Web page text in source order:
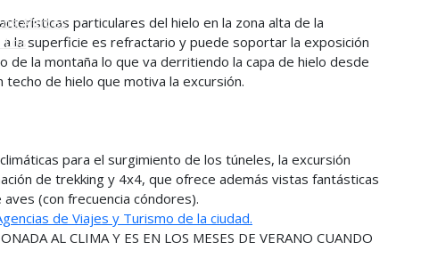
Alerces particulares del hielo en la zona alta de la
la superficie es refractario y puede soportar la exposición
de la montaña lo que va derritiendo la capa de hielo desde
techo de hielo que motiva la excursión.
para el surgimiento de los túneles, la excursión
de trekking y 4x4, que ofrece además vistas fantásticas
(con frecuencia cóndores).
de Viajes y Turismo de la ciudad.
AL CLIMA Y ES EN LOS MESES DE VERANO CUANDO